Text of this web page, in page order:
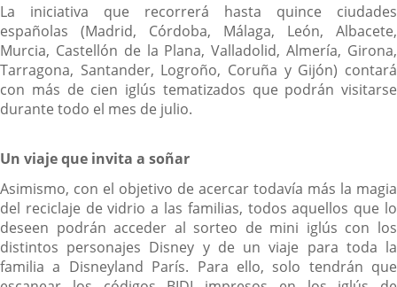
La iniciativa que recorrerá hasta quince ciudades
españolas (Madrid, Córdoba, Málaga, León, Albacete,
Murcia, Castellón de la Plana, Valladolid, Almería, Girona,
Tarragona, Santander, Logroño, Coruña y Gijón) contará
con más de cien iglús tematizados que podrán visitarse
durante todo el mes de julio.
Un viaje que invita a soñar
Asimismo, con el objetivo de acercar todavía más la magia
del reciclaje de vidrio a las familias, todos aquellos que lo
deseen podrán acceder al sorteo de mini iglús con los
distintos personajes Disney y de un viaje para toda la
familia a Disneyland París. Para ello, solo tendrán que